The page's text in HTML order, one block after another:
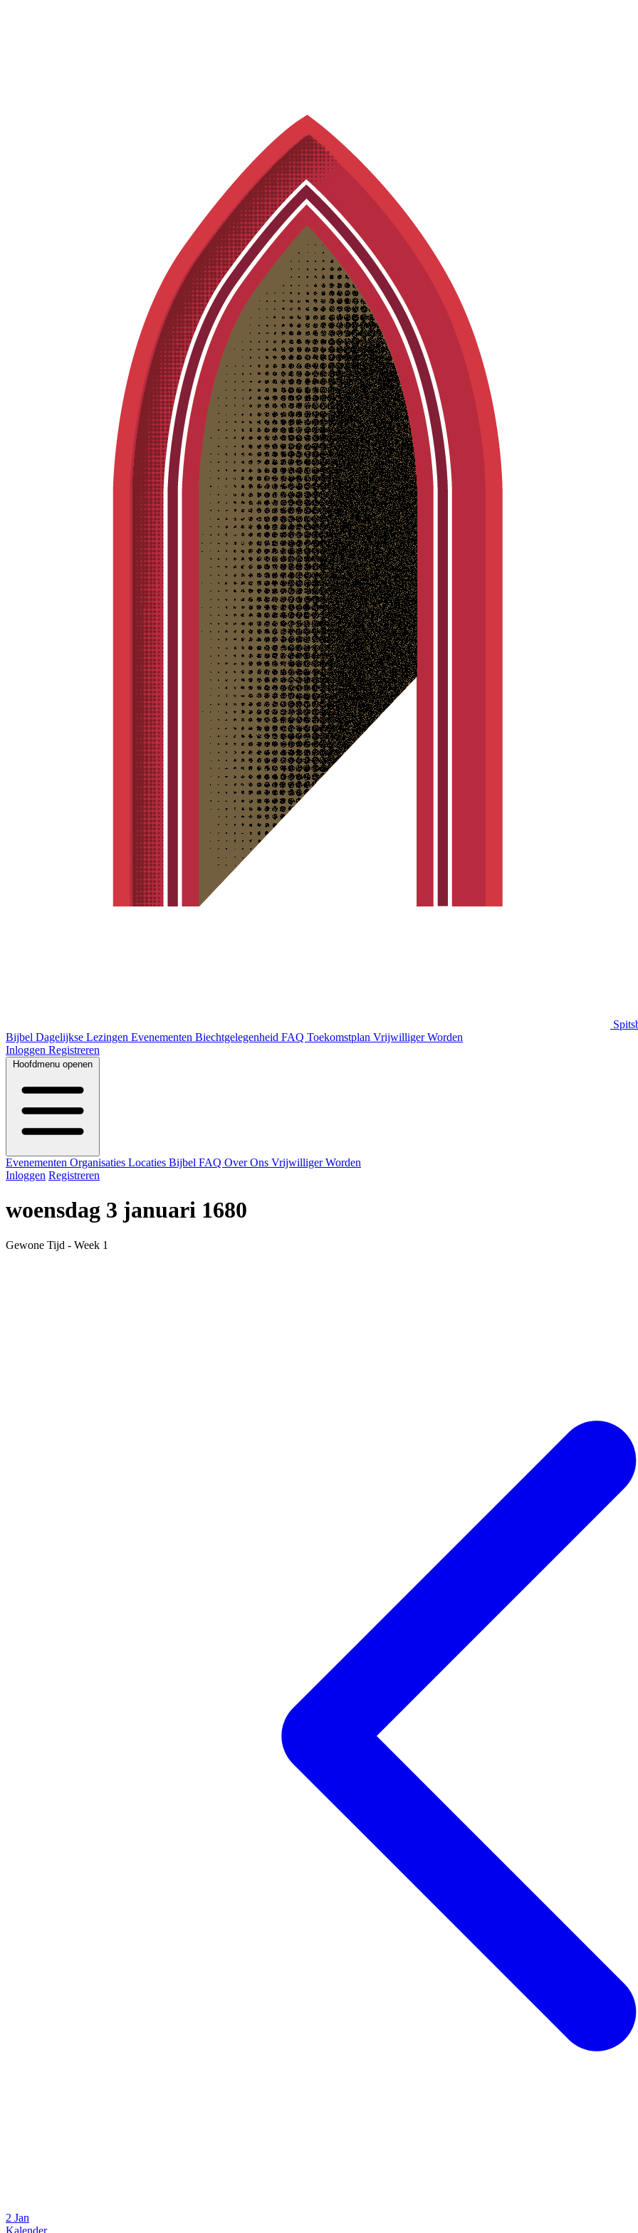
Bijbel Dagelijkse Lezingen Evenementen Biechtgelegenheid FAQ Toekomstplan Vrijwilliger Worden
Inloggen Registreren
Hoofdmenu openen
Evenementen Organisaties Locaties Bijbel FAQ Over Ons Vrijwilliger Worden
Inloggen Registreren
woensdag 3 januari 1680
Gewone Tijd - Week 1
2 Jan
Kalender